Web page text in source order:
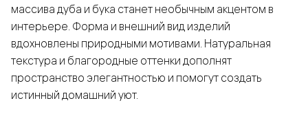
массива дуба и бука станет необычным акцентом в
интерьере. Форма и внешний вид изделий
вдохновлены природными мотивами. Натуральная
текстура и благородные оттенки дополнят
пространство элегантностью и помогут создать
истинный домашний уют.